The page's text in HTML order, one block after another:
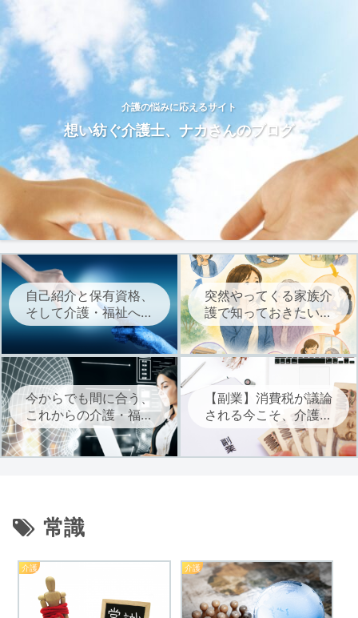
介護の悩みに応えるサイト
想い紡ぐ介護士、ナカさんのブログ
自己紹介と保有資格、
そして介護・福祉への
想いについて
突然やってくる家族介
護で知っておきたい、
介護サービスを始める
までの流れ
今からでも間に合う、
これからの介護・福祉
に必要なAIを学ぶ
【副業】消費税が議論
される今こそ、介護・
福祉職は自立に向けた
副業を考えよう
常識
介護 介護